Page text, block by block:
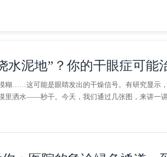
水泥地”？你的干眼症可能
糊……这可能是眼睛发出的干燥信号。有研究显示
里洒水——秒干。今天，我们通过几张图，来讲一